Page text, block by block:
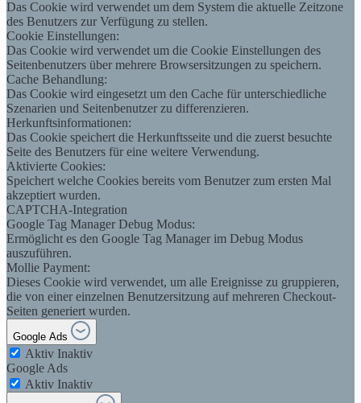
Das Cookie wird verwendet um dem System die aktuelle Zeitzone
des Benutzers zur Verfügung zu stellen.
Cookie Einstellungen:
Das Cookie wird verwendet um die Cookie Einstellungen des
Seitenbenutzers über mehrere Browsersitzungen zu speichern.
Cache Behandlung:
Das Cookie wird eingesetzt um den Cache für unterschiedliche
Szenarien und Seitenbenutzer zu differenzieren.
Herkunftsinformationen:
Das Cookie speichert die Herkunftsseite und die zuerst besuchte
Seite des Benutzers für eine weitere Verwendung.
Aktivierte Cookies:
Speichert welche Cookies bereits vom Benutzer zum ersten Mal
akzeptiert wurden.
CAPTCHA-Integration
Google Tag Manager Debug Modus:
Ermöglicht es den Google Tag Manager im Debug Modus
auszuführen.
Mollie Payment:
Dieses Cookie wird verwendet, um alle Ereignisse zu gruppieren,
die von einer einzelnen Benutzersitzung auf mehreren Checkout-
Seiten generiert wurden.
Google Ads
Aktiv Inaktiv
Google Ads
Aktiv Inaktiv